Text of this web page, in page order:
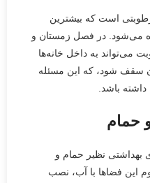
است که بیشترین
می‌شود. در فصل زمستان و
می‌تواند به داخل خانه‌ها
سقف شود، که این مسئله
باشد.
حمام
بهداشتی نظیر حمام و
این فضاها با آب، نصب